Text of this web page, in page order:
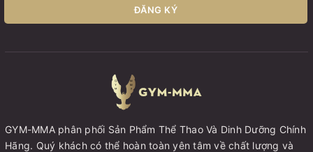
ĐĂNG KÝ
GYM-MMA phân phối Sản Phẩm Thể Thao Và Dinh Dưỡng Chính
Hãng. Quý khách có thể hoàn toàn yên tâm về chất lượng và